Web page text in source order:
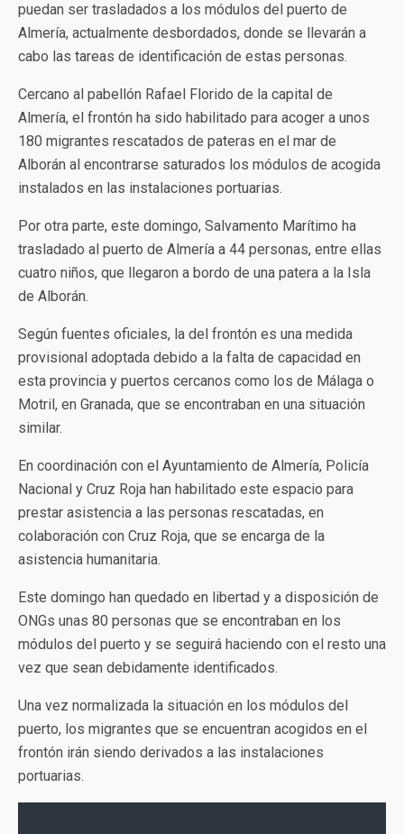
puedan ser trasladados a los módulos del puerto de
Almería, actualmente desbordados, donde se llevarán a
cabo las tareas de identificación de estas personas.
Cercano al pabellón Rafael Florido de la capital de
Almería, el frontón ha sido habilitado para acoger a unos
180 migrantes rescatados de pateras en el mar de
Alborán al encontrarse saturados los módulos de acogida
instalados en las instalaciones portuarias.
Por otra parte, este domingo, Salvamento Marítimo ha
trasladado al puerto de Almería a 44 personas, entre ellas
cuatro niños, que llegaron a bordo de una patera a la Isla
de Alborán.
Según fuentes oficiales, la del frontón es una medida
provisional adoptada debido a la falta de capacidad en
esta provincia y puertos cercanos como los de Málaga o
Motril, en Granada, que se encontraban en una situación
similar.
En coordinación con el Ayuntamiento de Almería, Policía
Nacional y Cruz Roja han habilitado este espacio para
prestar asistencia a las personas rescatadas, en
colaboración con Cruz Roja, que se encarga de la
asistencia humanitaria.
Este domingo han quedado en libertad y a disposición de
ONGs unas 80 personas que se encontraban en los
módulos del puerto y se seguirá haciendo con el resto una
vez que sean debidamente identificados.
Una vez normalizada la situación en los módulos del
puerto, los migrantes que se encuentran acogidos en el
frontón irán siendo derivados a las instalaciones
portuarias.